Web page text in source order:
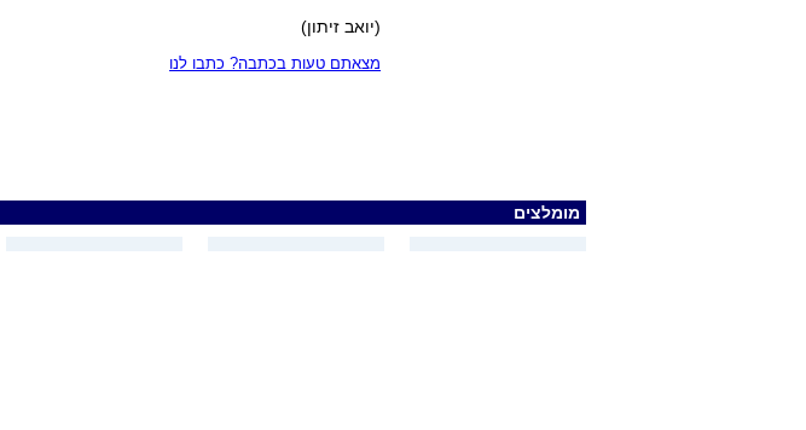
(יואב זיתון)
מצאתם טעות בכתבה? כתבו לנו
מומלצים